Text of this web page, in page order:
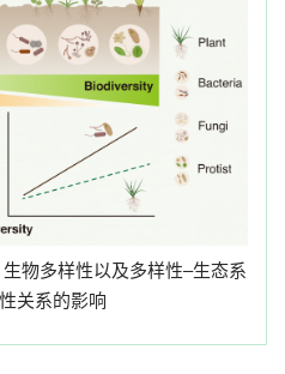
物多样性以及多样性–生态系
关系的影响